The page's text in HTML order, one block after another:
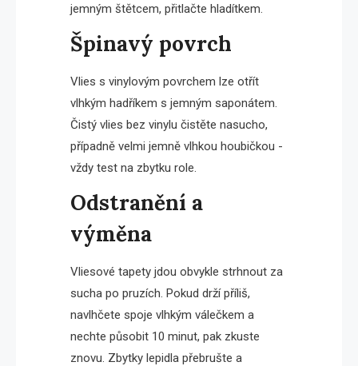
jemným štětcem, přitlačte hladítkem.
Špinavý povrch
Vlies s vinylovým povrchem lze otřít
vlhkým hadříkem s jemným saponátem.
Čistý vlies bez vinylu čistěte nasucho,
případně velmi jemně vlhkou houbičkou -
vždy test na zbytku role.
Odstranění a
výměna
Vliesové tapety jdou obvykle strhnout za
sucha po pruzích. Pokud drží příliš,
navlhčete spoje vlhkým válečkem a
nechte působit 10 minut, pak zkuste
znovu. Zbytky lepidla přebrušte a